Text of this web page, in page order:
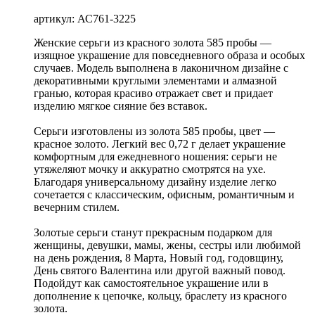
артикул: АС761-3225
Женские серьги из красного золота 585 пробы —
изящное украшение для повседневного образа и особых
случаев. Модель выполнена в лаконичном дизайне с
декоративными круглыми элементами и алмазной
гранью, которая красиво отражает свет и придает
изделию мягкое сияние без вставок.
Серьги изготовлены из золота 585 пробы, цвет —
красное золото. Легкий вес 0,72 г делает украшение
комфортным для ежедневного ношения: серьги не
утяжеляют мочку и аккуратно смотрятся на ухе.
Благодаря универсальному дизайну изделие легко
сочетается с классическим, офисным, романтичным и
вечерним стилем.
Золотые серьги станут прекрасным подарком для
женщины, девушки, мамы, жены, сестры или любимой
на день рождения, 8 Марта, Новый год, годовщину,
День святого Валентина или другой важный повод.
Подойдут как самостоятельное украшение или в
дополнение к цепочке, кольцу, браслету из красного
золота.